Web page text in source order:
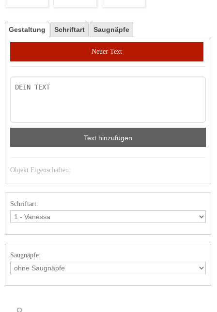
Gestaltung Schriftart Saugnäpfe
Neuer Text
Text hinzufügen
Objekt Eigenschaften:
Schriftart:
Saugnäpfe: